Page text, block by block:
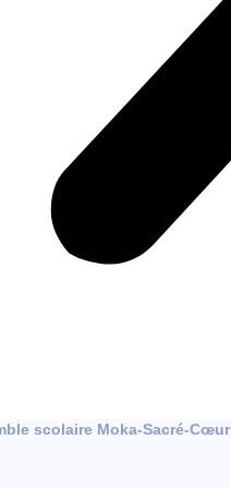
scolaire Moka-Sacré-Cœur